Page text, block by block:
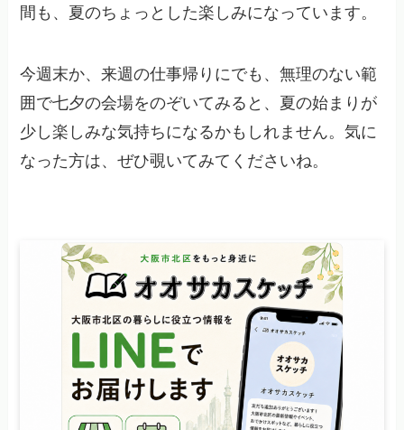
間も、夏のちょっとした楽しみになっています。
今週末か、来週の仕事帰りにでも、無理のない範
囲で七夕の会場をのぞいてみると、夏の始まりが
少し楽しみな気持ちになるかもしれません。気に
なった方は、ぜひ覗いてみてくださいね。